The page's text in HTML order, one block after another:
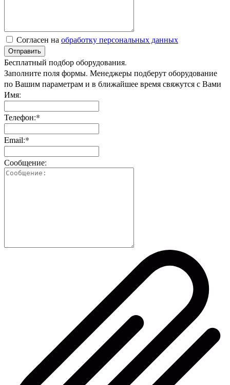
Согласен на обработку персональных данных
Отправить
Бесплатный подбор оборудования.
Заполните поля формы. Менеджеры подберут оборудование
по Вашим параметрам и в ближайшее время свяжутся с Вами
Имя:
Телефон:*
Email:*
Сообщение: